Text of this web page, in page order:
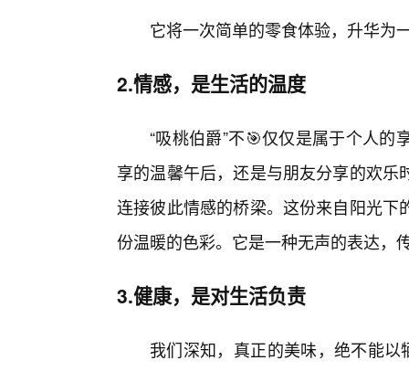
它将一次简单的零食体验，升华为
2.情感，是生活的温度
“吸桃伯爵”不🎯仅仅是属于个人
享的温馨午后，还是与朋友分享的欢
连接彼此情感的桥梁。这份来自阳光
份温暖的色彩。它是一种无声的表达，
3.健康，是对生活负责
我们深知，真正的美味，绝不能以